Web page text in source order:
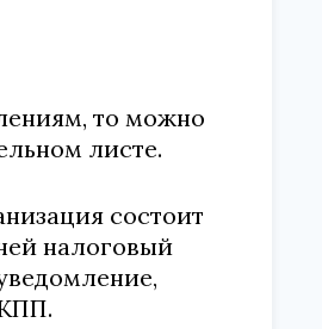
то можно
листе.
состоит
налоговый